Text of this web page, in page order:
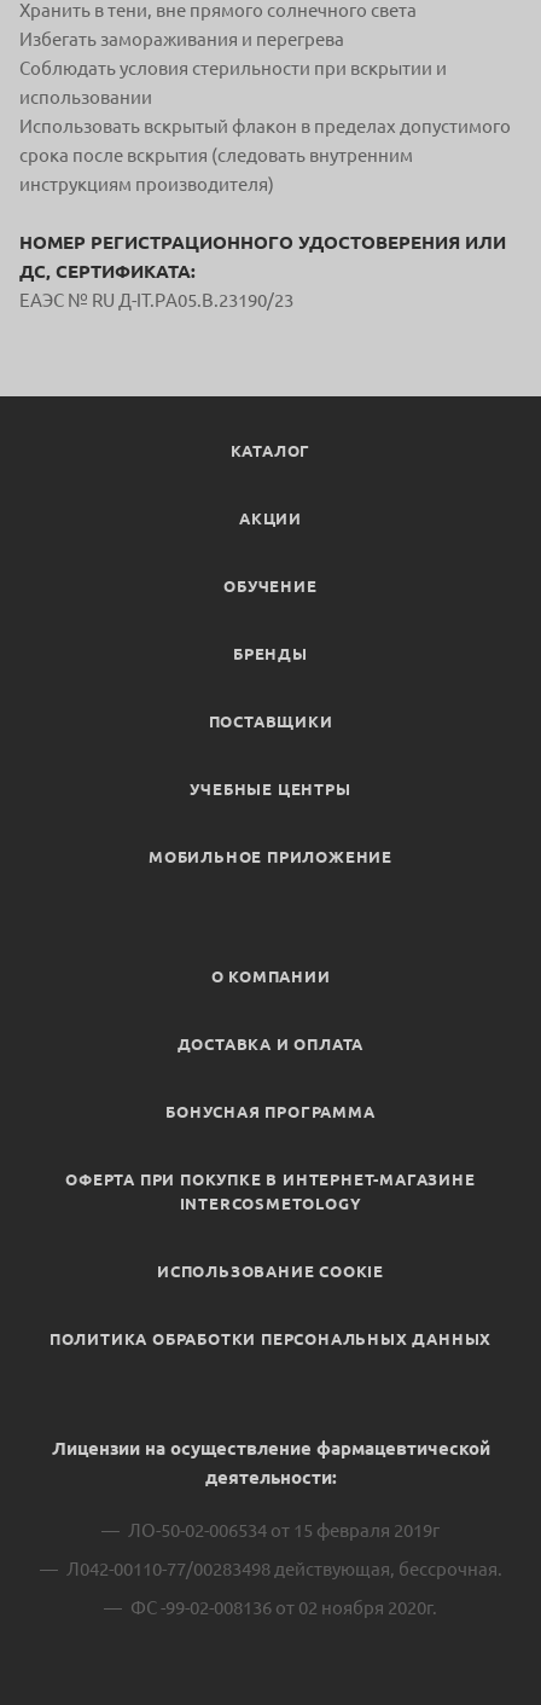
Хранить в тени, вне прямого солнечного света
Избегать замораживания и перегрева
Соблюдать условия стерильности при вскрытии и
использовании
Использовать вскрытый флакон в пределах допустимого
срока после вскрытия (следовать внутренним
инструкциям производителя)
НОМЕР РЕГИСТРАЦИОННОГО УДОСТОВЕРЕНИЯ ИЛИ
ДС, СЕРТИФИКАТА:
ЕАЭС № RU Д-IT.PА05.В.23190/23
КАТАЛОГ
АКЦИИ
ОБУЧЕНИЕ
БРЕНДЫ
ПОСТАВЩИКИ
УЧЕБНЫЕ ЦЕНТРЫ
МОБИЛЬНОЕ ПРИЛОЖЕНИЕ
О КОМПАНИИ
ДОСТАВКА И ОПЛАТА
БОНУСНАЯ ПРОГРАММА
ОФЕРТА ПРИ ПОКУПКЕ В ИНТЕРНЕТ-МАГАЗИНЕ
INTERCOSMETOLOGY
ИСПОЛЬЗОВАНИЕ COOKIE
ПОЛИТИКА ОБРАБОТКИ ПЕРСОНАЛЬНЫХ ДАННЫХ
Лицензии на осуществление фармацевтической
деятельности:
ЛО-50-02-006534 от 15 февраля 2019г
Л042-00110-77/00283498 действующая, бессрочная.
ФС -99-02-008136 от 02 ноября 2020г.